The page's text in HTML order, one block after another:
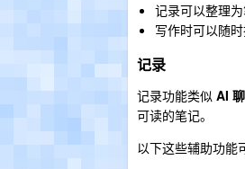
记录可以整理
写作时可以随时
记录
记录功能类似 AI
可读的笔记。
以下这些辅助功能